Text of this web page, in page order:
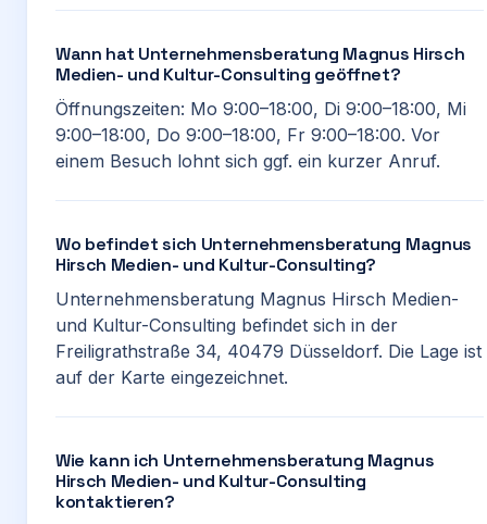
Wann hat Unternehmensberatung Magnus Hirsch
Medien- und Kultur-Consulting geöffnet?
Öffnungszeiten: Mo 9:00–18:00, Di 9:00–18:00, Mi
9:00–18:00, Do 9:00–18:00, Fr 9:00–18:00. Vor
einem Besuch lohnt sich ggf. ein kurzer Anruf.
Wo befindet sich Unternehmensberatung Magnus
Hirsch Medien- und Kultur-Consulting?
Unternehmensberatung Magnus Hirsch Medien-
und Kultur-Consulting befindet sich in der
Freiligrathstraße 34, 40479 Düsseldorf. Die Lage ist
auf der Karte eingezeichnet.
Wie kann ich Unternehmensberatung Magnus
Hirsch Medien- und Kultur-Consulting
kontaktieren?